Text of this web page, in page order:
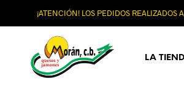
¡ATENCIÓN! LOS PEDIDOS
LA